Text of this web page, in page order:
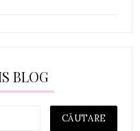
BLOG